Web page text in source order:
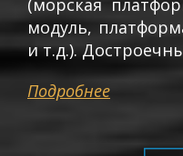
(морская
модуль,
и т.д.).
Подробнее